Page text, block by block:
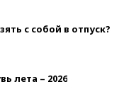
с собой в отпуск?
лета – 2026